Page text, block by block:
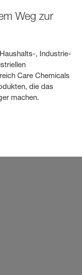
Weg zur
, Industrie-
Care Chemicals
die das
machen.